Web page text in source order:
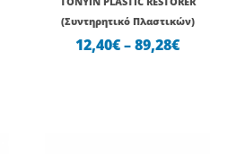
(Συντηρητικό Πλαστικών)
12,40€–89,28€